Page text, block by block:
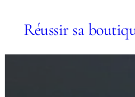
Réussir sa